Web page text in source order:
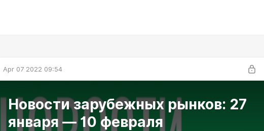
Apr 07 2022 09:54
Новости зарубежных рынков: 27
января — 10 февраля